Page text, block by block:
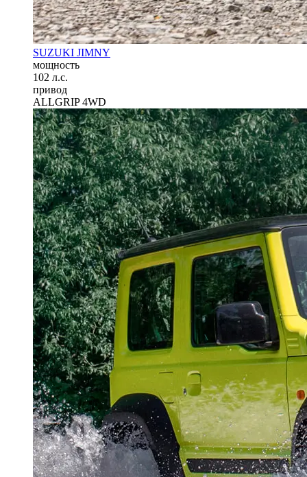
SUZUKI JIMNY
мощность
102 л.с.
привод
ALLGRIP 4WD